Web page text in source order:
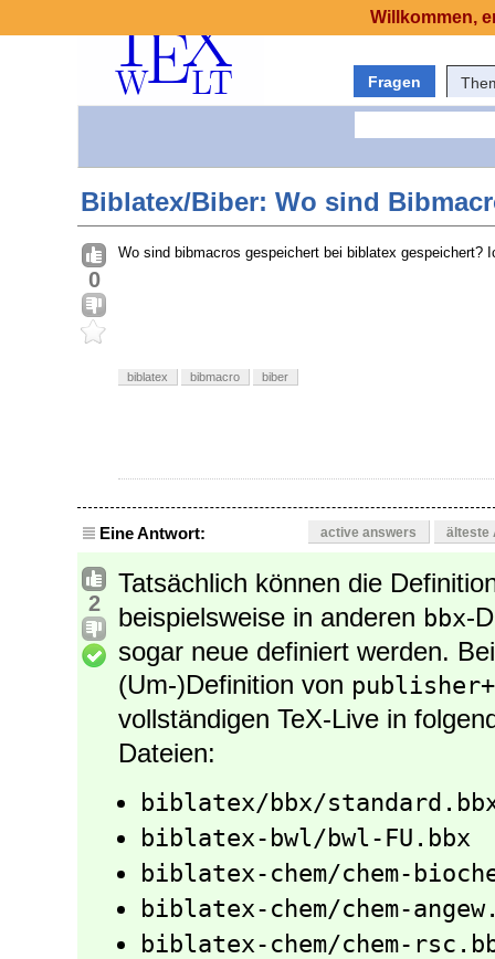
Fragen
Biblatex/Biber: Wo sind
0
Wo sind bibmacros gespeichert bei biblatex gespeichert?
biblatex bibmacro biber
Eine Antwort: active answers älteste
2
Tatsächlich können die
beispielsweise in anderen bbx-
sogar neue definiert werden.
(Um-)Definition von
vollständigen TeX-Live in
Dateien:
biblatex/bbx/
biblatex-bwl/bwl-FU.bbx
biblatex-chem/chem-
biblatex-chem/chem-
biblatex-chem/chem-
Willkommen,